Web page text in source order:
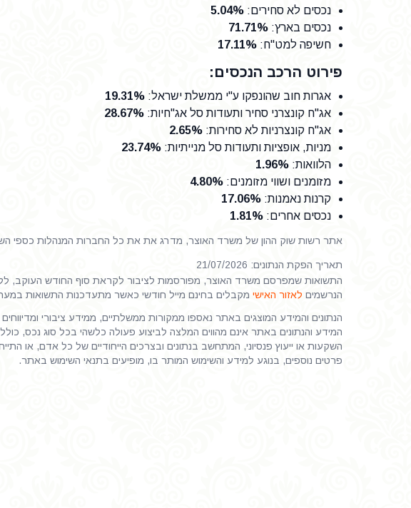
נכסים לא סחירים:
5.04%
נכסים בארץ:
71.71%
חשיפה למט"ח:
17.11%
פירוט הרכב הנכסים:
אגרות חוב שהונפקו ע"י ממשלת ישראל:
19.31%
אג"ח קונצרני סחיר ותעודות סל אג"חיות:
28.67%
אג"ח קונצרניות לא סחירות:
2.65%
מניות, אופציות ותעודות סל מנייתיות:
23.74%
הלוואות:
1.96%
מזומנים ושווי מזומנים:
4.80%
קרנות נאמנות:
17.06%
נכסים אחרים:
1.81%
אתר רשות שוק ההון של משרד האוצר, מדרג את את כל החברות המנהלות כספי
תאריך הפקת הנתונים: 21/07/2026
התשואות שמפרסם משרד האוצר, מפורסמות לציבור לקראת סוף החודש העוקב,
הנרשמים לאזור האישי מקבלים בחינם מייל חודשי כאשר מתעדכנות התשואות
הנתונים והמידע המוצגים באתר נאספו ממקורות ממשלתיים, ממידע ציבורי
המידע והנתונים באתר אינם מהווים המלצה לביצוע פעולה כלשהי בכל סוג נכס,
השקעות או ייעוץ פנסיוני, המתחשב בנתונים ובצרכים הייחודיים של כל אדם, או
פרטים נוספים, בנוגע למידע והשימוש המותר בו, מופיעים בתנאי השימוש באתר.